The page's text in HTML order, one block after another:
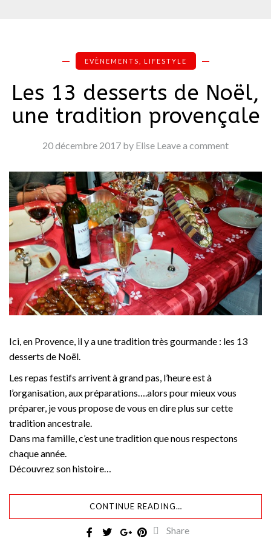
EVÈNEMENTS LIFESTYLE
Les 13 desserts de Noël,
une tradition provençale
20 décembre 2017 by Elise Leave a comment
Ici, en Provence, il y a une tradition très gourmande : les 13
desserts de Noël.
Les repas festifs arrivent à grand pas, l’heure est à
l’organisation, aux préparations….alors pour mieux vous
préparer, je vous propose de vous en dire plus sur cette
tradition ancestrale.
Dans ma famille, c’est une tradition que nous respectons
chaque année.
Découvrez son histoire…
CONTINUE READING…
Share